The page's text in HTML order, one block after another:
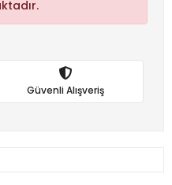
Güvenli Alışveriş